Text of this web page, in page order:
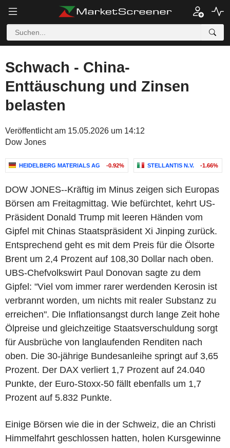
Schwach - China-
Enttäuschung und Zinsen
belasten
Veröffentlicht am 15.05.2026 um 14:12
Dow Jones
HEIDELBERG MATERIALS AG -0.92% STELLANTIS N.V. -1.66%
DOW JONES--Kräftig im Minus zeigen sich Europas
Börsen am Freitagmittag. Wie befürchtet, kehrt US-
Präsident Donald Trump mit leeren Händen vom
Gipfel mit Chinas Staatspräsident Xi Jinping zurück.
Entsprechend geht es mit dem Preis für die Ölsorte
Brent um 2,4 Prozent auf 108,30 Dollar nach oben.
UBS-Chefvolkswirt Paul Donovan sagte zu dem
Gipfel: "Viel vom immer rarer werdenden Kerosin ist
verbrannt worden, um nichts mit realer Substanz zu
erreichen". Die Inflationsangst durch lange Zeit hohe
Ölpreise und gleichzeitige Staatsverschuldung sorgt
für Ausbrüche von langlaufenden Renditen nach
oben. Die 30-jährige Bundesanleihe springt auf 3,65
Prozent. Der DAX verliert 1,7 Prozent auf 24.040
Punkte, der Euro-Stoxx-50 fällt ebenfalls um 1,7
Prozent auf 5.832 Punkte.
Einige Börsen wie die in der Schweiz, die an Christi
Himmelfahrt geschlossen hatten, holen Kursgewinne